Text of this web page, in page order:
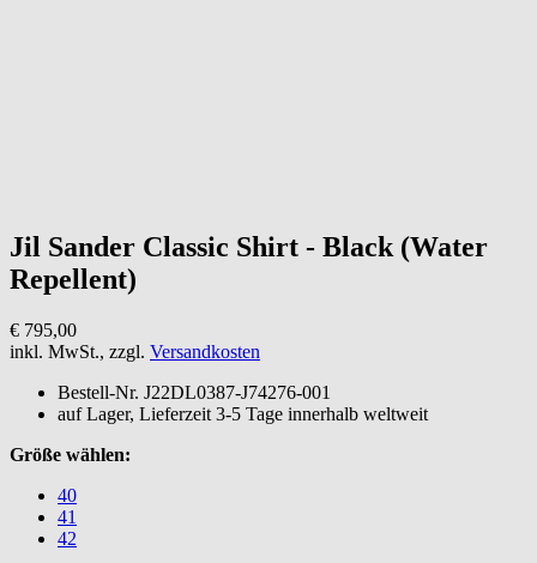
Jil Sander Classic Shirt - Black (Water
Repellent)
€ 795,00
inkl. MwSt., zzgl. Versandkosten
Bestell-Nr. J22DL0387-J74276-001
auf Lager, Lieferzeit 3-5 Tage innerhalb weltweit
Größe wählen:
40
41
42